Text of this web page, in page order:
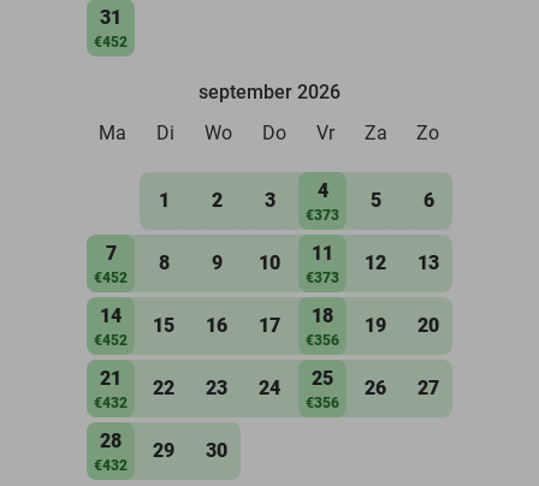
31
€452
september 2026
Ma
Di Wo Do Vr Za Zo
1 2 3 4
€373
5 6
7
€452
8 9 10 11
€373
12 13
14
€452
15 16 17 18
€356
19 20
21
€432
22 23 24 25
€356
26 27
28
€432
29 30